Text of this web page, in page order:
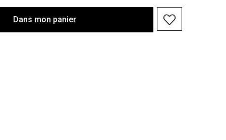
Dans mon panier